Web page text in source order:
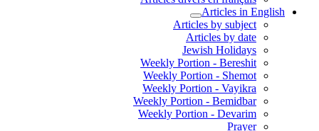
Articles in English
Articles by subject
Articles by date
Jewish Holidays
Weekly Portion - Bereshit
Weekly Portion - Shemot
Weekly Portion - Vayikra
Weekly Portion - Bemidbar
Weekly Portion - Devarim
Prayer